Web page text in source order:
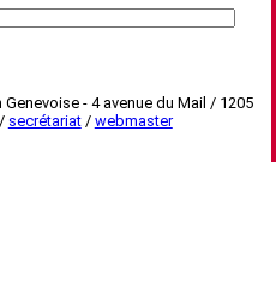
- 4 avenue du Mail / 1205
secrétariat/ webmaster